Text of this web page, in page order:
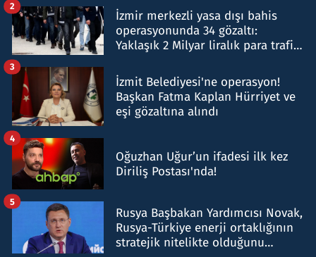
İzmir merkezli yasa dışı bahis
operasyonunda 34 gözaltı:
Yaklaşık 2 Milyar liralık para trafiği
2
İzmit Belediyesi'ne operasyon!
Başkan Fatma Kaplan Hürriyet ve
eşi gözaltına alındı
3
Oğuzhan Uğur’un ifadesi ilk kez
Diriliş Postası'nda!
4
Rusya Başbakan Yardımcısı Novak,
Rusya-Türkiye enerji ortaklığının
stratejik nitelikte olduğunu
5